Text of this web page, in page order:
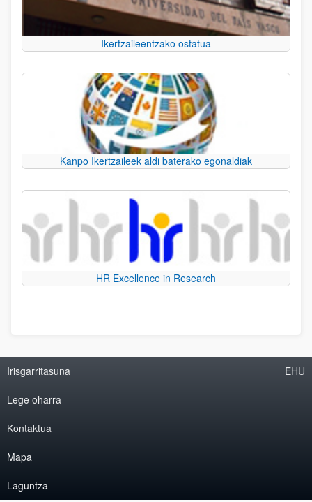
Ikertzaileentzako ostatua
Kanpo Ikertzaileek aldi baterako egonaldiak
HR Excellence in Research
Irisgarritasuna
Lege oharra
Kontaktua
Mapa
Laguntza
EHU